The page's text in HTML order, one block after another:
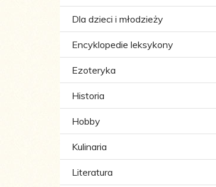
Dla dzieci i młodzieży
Encyklopedie leksykony
Ezoteryka
Historia
Hobby
Kulinaria
Literatura